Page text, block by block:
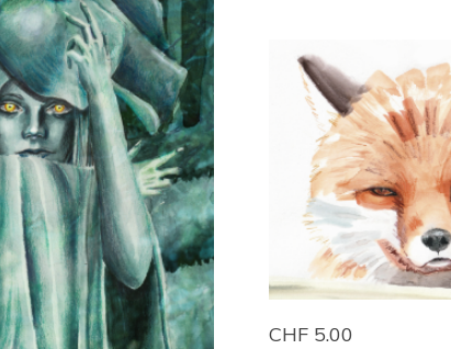
CHF 5.00